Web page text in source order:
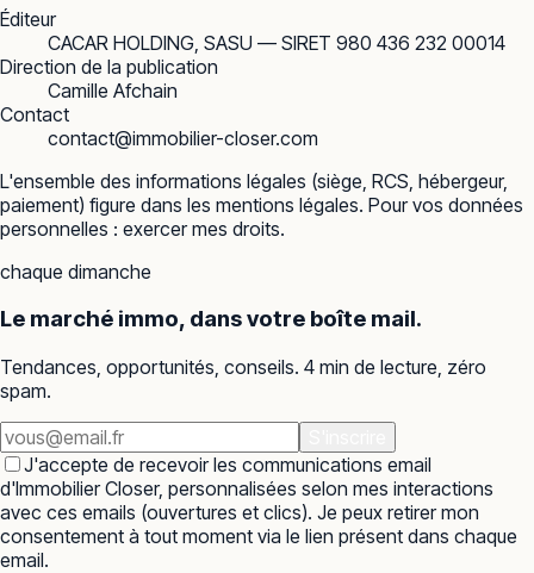
Éditeur
CACAR HOLDING, SASU — SIRET 980 436 232 00014
Direction de la publication
Camille Afchain
Contact
contact@immobilier-closer.com
L'ensemble des informations légales (siège, RCS, hébergeur,
paiement) figure dans les mentions légales. Pour vos données
personnelles : exercer mes droits.
chaque dimanche
Le marché immo, dans votre boîte mail.
Tendances, opportunités, conseils. 4 min de lecture, zéro
spam.
J'accepte de recevoir les communications email
d'Immobilier Closer, personnalisées selon mes interactions
avec ces emails (ouvertures et clics). Je peux retirer mon
consentement à tout moment via le lien présent dans chaque
email.